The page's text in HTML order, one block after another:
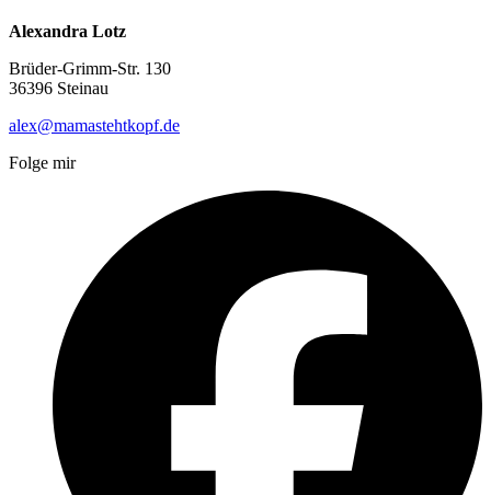
Alexandra Lotz
Brüder-Grimm-Str. 130
36396 Steinau
alex@mamastehtkopf.de
Folge mir